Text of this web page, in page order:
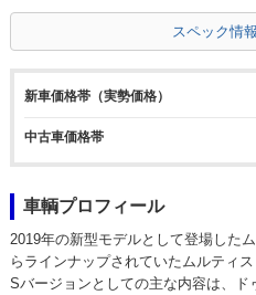
スペック情
新車価格帯（実勢価格）
中古車価格帯
車輌プロフィール
2019年の新型モデルとして登場した
らラインナップされていたムルティ
Sバージョンとしての主な内容は、